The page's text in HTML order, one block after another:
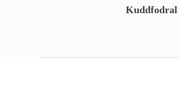
Kuddfodral